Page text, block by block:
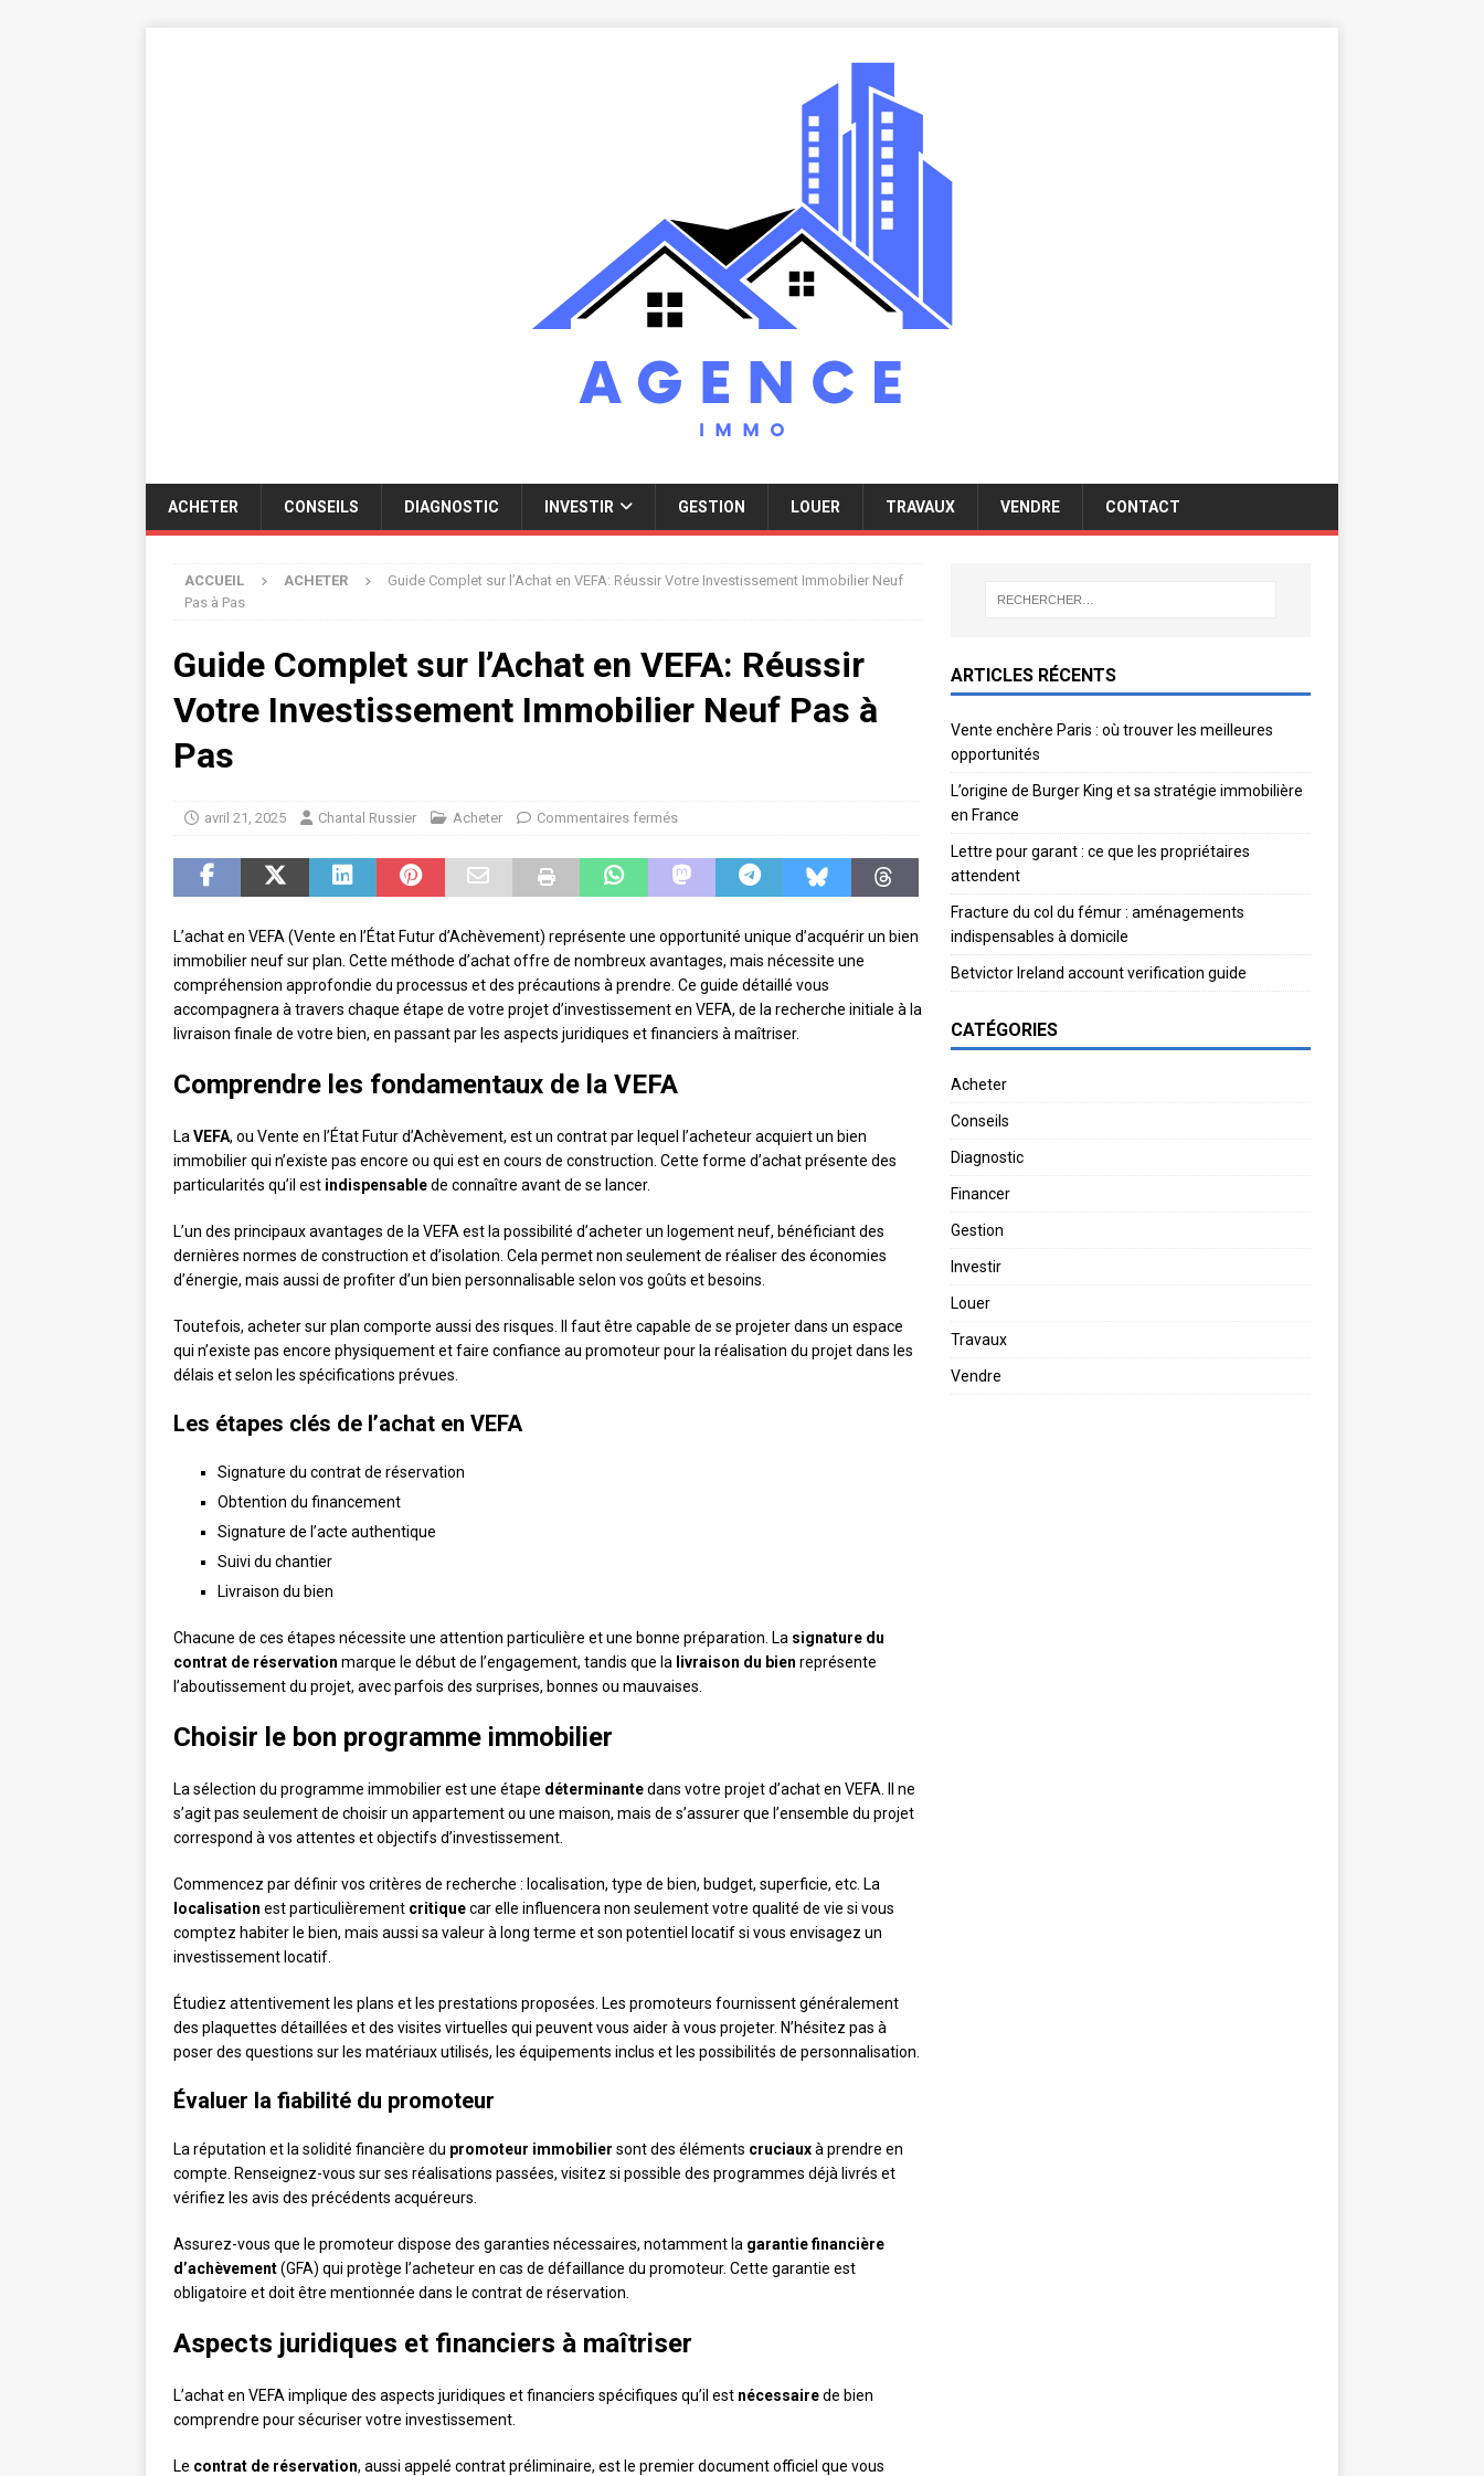
ACHETER CONSEILS DIAGNOSTIC INVESTIR GESTION LOUER TRAVAUX VENDRE CONTACT
ACCUEIL ACHETER
Guide Complet sur l’Achat en VEFA: Réussir Votre Investissement Immobilier Neuf
Pas à Pas
Guide Complet sur l’Achat en VEFA: Réussir
Votre Investissement Immobilier Neuf Pas à
Pas
avril 21, 2025 Chantal Russier Acheter Commentaires fermés
L’achat en VEFA (Vente en l’État Futur d’Achèvement) représente une opportunité unique d’acquérir un bien
immobilier neuf sur plan. Cette méthode d’achat offre de nombreux avantages, mais nécessite une
compréhension approfondie du processus et des précautions à prendre. Ce guide détaillé vous
accompagnera à travers chaque étape de votre projet d’investissement en VEFA, de la recherche initiale à la
livraison finale de votre bien, en passant par les aspects juridiques et financiers à maîtriser.
Comprendre les fondamentaux de la VEFA
La VEFA, ou Vente en l’État Futur d’Achèvement, est un contrat par lequel l’acheteur acquiert un bien
immobilier qui n’existe pas encore ou qui est en cours de construction. Cette forme d’achat présente des
particularités qu’il est indispensablede connaître avant de se lancer.
L’un des principaux avantages de la VEFA est la possibilité d’acheter un logement neuf, bénéficiant des
dernières normes de construction et d’isolation. Cela permet non seulement de réaliser des économies
d’énergie, mais aussi de profiter d’un bien personnalisable selon vos goûts et besoins.
Toutefois, acheter sur plan comporte aussi des risques. Il faut être capable de se projeter dans un espace
qui n’existe pas encore physiquement et faire confiance au promoteur pour la réalisation du projet dans les
délais et selon les spécifications prévues.
Les étapes clés de l’achat en VEFA
Signature du contrat de réservation
Obtention du financement
Signature de l’acte authentique
Suivi du chantier
Livraison du bien
Chacune de ces étapes nécessite une attention particulière et une bonne préparation. La signature du
contrat de réservation marque le début de l’engagement, tandis que la livraison du bien représente
l’aboutissement du projet, avec parfois des surprises, bonnes ou mauvaises.
Choisir le bon programme immobilier
La sélection du programme immobilier est une étape déterminantedans votre projet d’achat en VEFA. Il ne
s’agit pas seulement de choisir un appartement ou une maison, mais de s’assurer que l’ensemble du projet
correspond à vos attentes et objectifs d’investissement.
Commencez par définir vos critères de recherche : localisation, type de bien, budget, superficie, etc. La
localisation est particulièrement critiquecar elle influencera non seulement votre qualité de vie si vous
comptez habiter le bien, mais aussi sa valeur à long terme et son potentiel locatif si vous envisagez un
investissement locatif.
Étudiez attentivement les plans et les prestations proposées. Les promoteurs fournissent généralement
des plaquettes détaillées et des visites virtuelles qui peuvent vous aider à vous projeter. N’hésitez pas à
poser des questions sur les matériaux utilisés, les équipements inclus et les possibilités de personnalisation.
Évaluer la fiabilité du promoteur
La réputation et la solidité financière du promoteur immobilier sont des éléments cruciauxà prendre en
compte. Renseignez-vous sur ses réalisations passées, visitez si possible des programmes déjà livrés et
vérifiez les avis des précédents acquéreurs.
Assurez-vous que le promoteur dispose des garanties nécessaires, notamment la garantie financière
d’achèvement(GFA) qui protège l’acheteur en cas de défaillance du promoteur. Cette garantie est
obligatoire et doit être mentionnée dans le contrat de réservation.
Aspects juridiques et financiers à maîtriser
L’achat en VEFA implique des aspects juridiques et financiers spécifiques qu’il est nécessairede bien
comprendre pour sécuriser votre investissement.
Le contrat de réservation, aussi appelé contrat préliminaire, est le premier document officiel que vous
ARTICLES RÉCENTS
Vente enchère Paris : où trouver les meilleures
opportunités
L’origine de Burger King et sa stratégie immobilière
en France
Lettre pour garant : ce que les propriétaires
attendent
Fracture du col du fémur : aménagements
indispensables à domicile
Betvictor Ireland account verification guide
CATÉGORIES
Acheter
Conseils
Diagnostic
Financer
Gestion
Investir
Louer
Travaux
Vendre